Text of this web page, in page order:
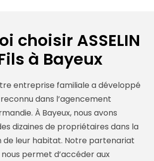
choisir ASSELIN
à Bayeux
entreprise familiale a développé
dans l’agencement
À Bayeux, nous avons
dizaines de propriétaires dans la
leur habitat. Notre partenariat
nous permet d’accéder aux